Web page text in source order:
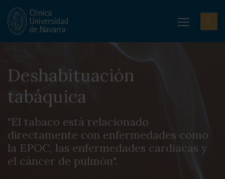
Deshabituación
tabáquica
"El tabaco está relacionado
directamente con enfermedades como
la EPOC, las enfermedades cardiacas y
el cáncer de pulmón".